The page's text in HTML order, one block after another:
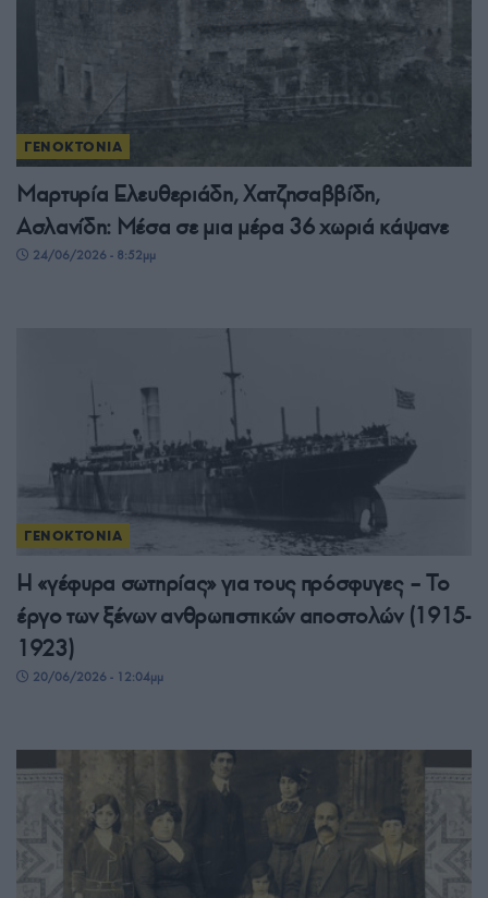
ΓΕΝΟΚΤΟΝΙΑ
Μαρτυρία Ελευθεριάδη, Χατζησαββίδη,
Ασλανίδη: Μέσα σε μια μέρα 36 χωριά κάψανε
24/06/2026 - 8:52μμ
ΓΕΝΟΚΤΟΝΙΑ
Η «γέφυρα σωτηρίας» για τους πρόσφυγες – Το
έργο των ξένων ανθρωπιστικών αποστολών (1915-
1923)
20/06/2026 - 12:04μμ